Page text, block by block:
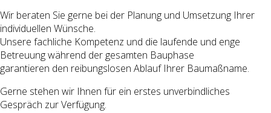
Wir beraten Sie gerne bei der Planung und Umsetzung Ihrer
individuellen Wünsche.
Unsere fachliche Kompetenz und die laufende und enge
Betreuung während der gesamten Bauphase
garantieren den reibungslosen Ablauf Ihrer Baumaßname.
Gerne stehen wir Ihnen für ein erstes unverbindliches
Gespräch zur Verfügung.